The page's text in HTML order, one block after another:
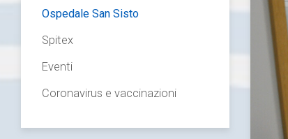
Ospedale San Sisto
Spitex
Eventi
Coronavirus e vaccinazioni